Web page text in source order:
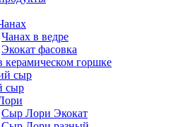
Чанах в ведре
Экокат фасовка
керамическом горшке
сыр
сыр
Сыр Лори Экокат